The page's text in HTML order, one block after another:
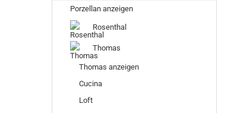
Porzellan anzeigen
Rosenthal
Thomas
Thomas anzeigen
Cucina
Loft